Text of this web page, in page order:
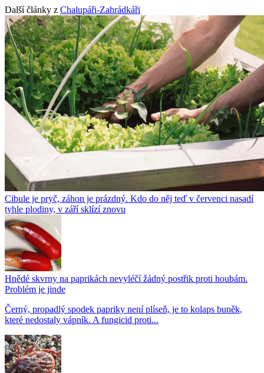
Další články z Chalupáři-Zahrádkáři
Cibule je pryč, záhon je prázdný. Kdo do něj teď v červenci nasadí
tyhle plodiny, v září sklízí znovu
Hnědé skvrny na paprikách nevyléčí žádný postřik proti houbám.
Problém je jinde
Černý, propadlý spodek papriky není plíseň, je to kolaps buněk,
které nedostaly vápník. A fungicid proti...